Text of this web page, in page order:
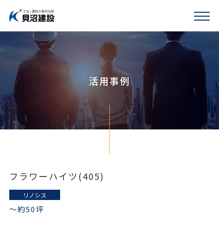
活用事例
フラワーハイツ(405)
リノシス
〜約50坪